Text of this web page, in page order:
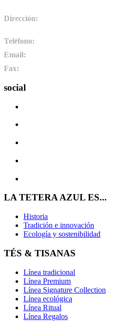
Dirección:
Teléfono:
Email:
Fax:
social
LA TETERA AZUL ES...
Historia
Tradición e innovación
Ecología y sostenibilidad
TÉS & TISANAS
Línea tradicional
Línea Premium
Línea Signature Collection
Línea ecológica
Línea Ritual
Línea Regalos